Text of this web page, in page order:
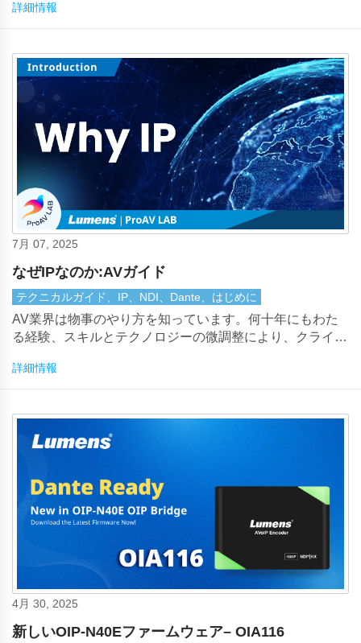
し、世界中の視聴者にビデオを送信する際の基本的な部分
詳細情報
7月 07, 2025
なぜIPなのか:AVガイド
テクニカルガイド、IP、NDI、Dante、はじめに
AV業界は物事のやり方を知っています。何十年にもわた
る経験、スキルとテクノロジーの微調整により、クライア
ベルの信頼性を提供しています。
詳細情報
4月 30, 2025
新しいOIP-N40Eファームウェア– OIA116